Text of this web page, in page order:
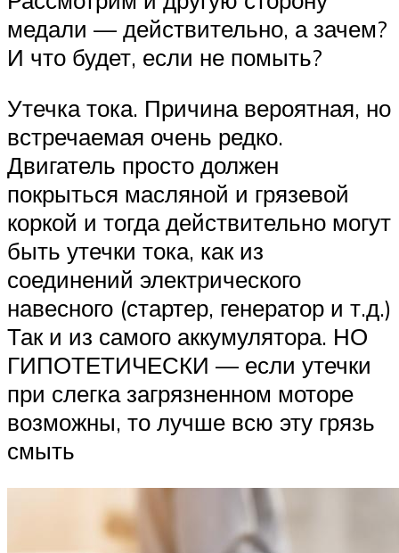
медали — действительно, а зачем?
И что будет, если не помыть?
Утечка тока. Причина вероятная, но
встречаемая очень редко.
Двигатель просто должен
покрыться масляной и грязевой
коркой и тогда действительно могут
быть утечки тока, как из
соединений электрического
навесного (стартер, генератор и т.д.)
Так и из самого аккумулятора. НО
ГИПОТЕТИЧЕСКИ — если утечки
при слегка загрязненном моторе
возможны, то лучше всю эту грязь
смыть